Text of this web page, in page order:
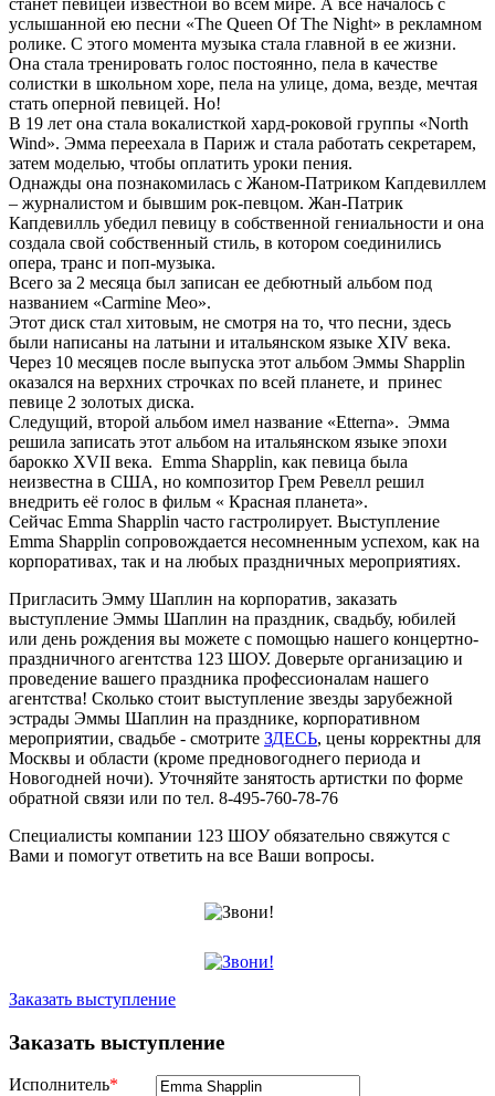
станет певицей известной во всем мире. А все началось с
услышанной ею песни «The Queen Of The Night» в рекламном
ролике. С этого момента музыка стала главной в ее жизни.
Она стала тренировать голос постоянно, пела в качестве
солистки в школьном хоре, пела на улице, дома, везде, мечтая
стать оперной певицей. Но!
В 19 лет она стала вокалисткой хард-роковой группы «North
Wind». Эмма переехала в Париж и стала работать секретарем,
затем моделью, чтобы оплатить уроки пения.
Однажды она познакомилась с Жаном-Патриком Капдевиллем
– журналистом и бывшим рок-певцом. Жан-Патрик
Капдевилль убедил певицу в собственной гениальности и она
создала свой собственный стиль, в котором соединились
опера, транс и поп-музыка.
Всего за 2 месяца был записан ее дебютный альбом под
названием «Carmine Meo».
Этот диск стал хитовым, не смотря на то, что песни, здесь
были написаны на латыни и итальянском языке XIV века.
Через 10 месяцев после выпуска этот альбом Эммы Shapplin
оказался на верхних строчках по всей планете, и принес
певице 2 золотых диска.
Следущий, второй альбом имел название «Etterna». Эмма
решила записать этот альбом на итальянском языке эпохи
барокко XVII века. Emma Shapplin, как певица была
неизвестна в США, но композитор Грем Ревелл решил
внедрить её голос в фильм « Красная планета».
Cейчас Emma Shapplin часто гастролирует. Выступление
Emma Shapplin сопровождается несомненным успехом, как на
корпоративах, так и на любых праздничных мероприятиях.
Пригласить Эмму Шаплин на корпоратив, заказать
выступление Эммы Шаплин на праздник, свадьбу, юбилей
или день рождения вы можете с помощью нашего концертно-
праздничного агентства 123 ШОУ. Доверьте организацию и
проведение вашего праздника профессионалам нашего
агентства! Сколько стоит выступление звезды зарубежной
эстрады Эммы Шаплин на празднике, корпоративном
мероприятии, свадьбе - смотрите ЗДЕСЬ, цены корректны для
Москвы и области (кроме предновогоднего периода и
Новогодней ночи). Уточняйте занятость артистки по форме
обратной связи или по тел. 8-495-760-78-76
Специалисты компании 123 ШОУ обязательно свяжутся с
Вами и помогут ответить на все Ваши вопросы.
Заказать выступление
Заказать выступление
Исполнитель*